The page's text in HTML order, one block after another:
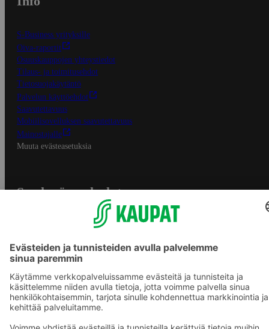
S-Business yrityksille
Oiva-raportit
Osuuskauppojen yhteystiedot
Tilaus- ja toimitusehdot
Tietosuojakäytäntö
Palvelun käyttöehdot
Saavutettavuus
Mobiilisovelluksen saavutettavuus
Mainostajalle
Muuta evästeasetuksia
S-ryhmän palvelut
Yhteishyvä Ruoka -sovellus
S-ostoslista -sovellus
Prisma.fi
Sokos.fi
S-Pankki